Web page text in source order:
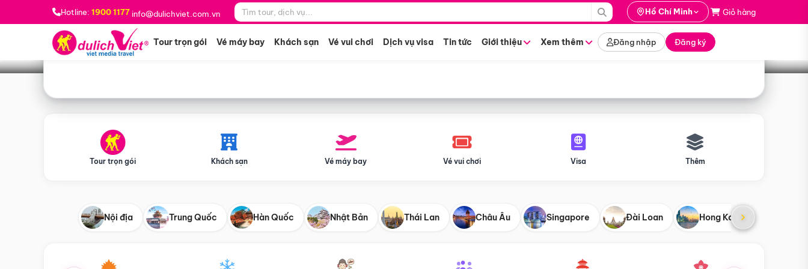
Hotline: 1900 1177 info@dulichviet.com.vn Hồ Chí Minh Giỏ hàng
Tour trọn gói Vé máy bay Khách sạn Vé vui chơi Dịch vụ visa Tin tức Giới thiệu Xem thêm Đăng nhập Đăng ký
Bạn muốn đi đâu? *
Tìm tour
Tour trọn gói Khách sạn Vé máy bay Vé vui chơi Visa Thêm
Nội địa Trung Quốc Hàn Quốc Nhật Bản Thái Lan Châu Âu Singapore Đài Loan Hong Kong